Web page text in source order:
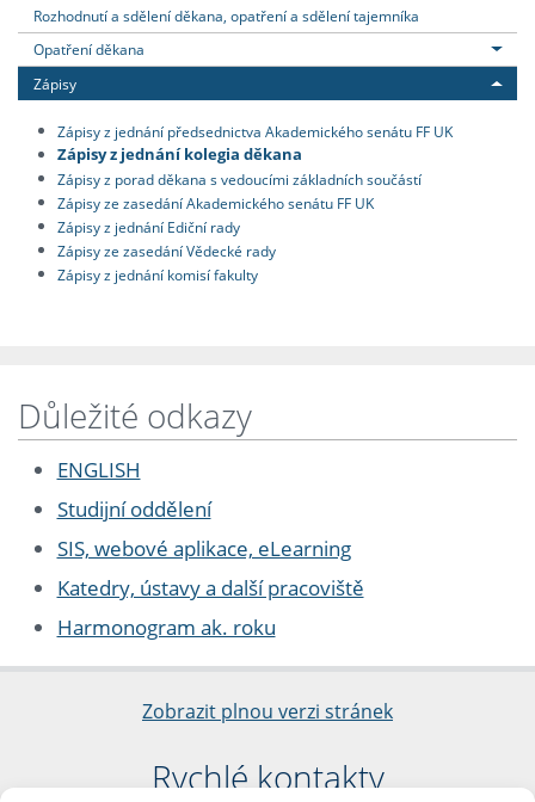
Rozhodnutí a sdělení děkana, opatření a sdělení tajemníka
Opatření děkana
Zápisy
Zápisy z jednání předsednictva Akademického senátu FF UK
Zápisy z jednání kolegia děkana
Zápisy z porad děkana s vedoucími základních součástí
Zápisy ze zasedání Akademického senátu FF UK
Zápisy z jednání Ediční rady
Zápisy ze zasedání Vědecké rady
Zápisy z jednání komisí fakulty
Důležité odkazy
ENGLISH
Studijní oddělení
SIS, webové aplikace, eLearning
Katedry, ústavy a další pracoviště
Harmonogram ak. roku
Zobrazit plnou verzi stránek
Rychlé kontakty